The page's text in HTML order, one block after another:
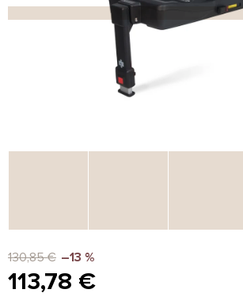
HVIEZDIČIEK.
130,85 € –13 %
113,78 €